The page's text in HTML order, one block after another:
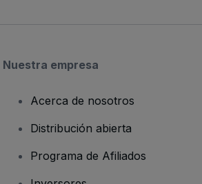
Nuestra empresa
Acerca de nosotros
Distribución abierta
Programa de Afiliados